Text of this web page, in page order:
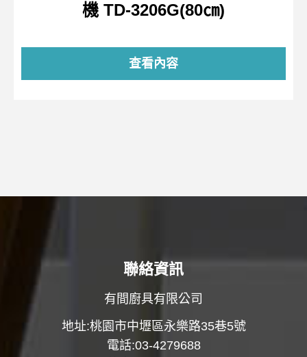
機 TD-3206G(80㎝)
查看內容
聯絡資訊
有間廚具有限公司
地址:桃園市中壢區永樂路35巷5號
電話:03-4279688